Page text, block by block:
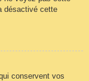
désactivé cette
conservent vos